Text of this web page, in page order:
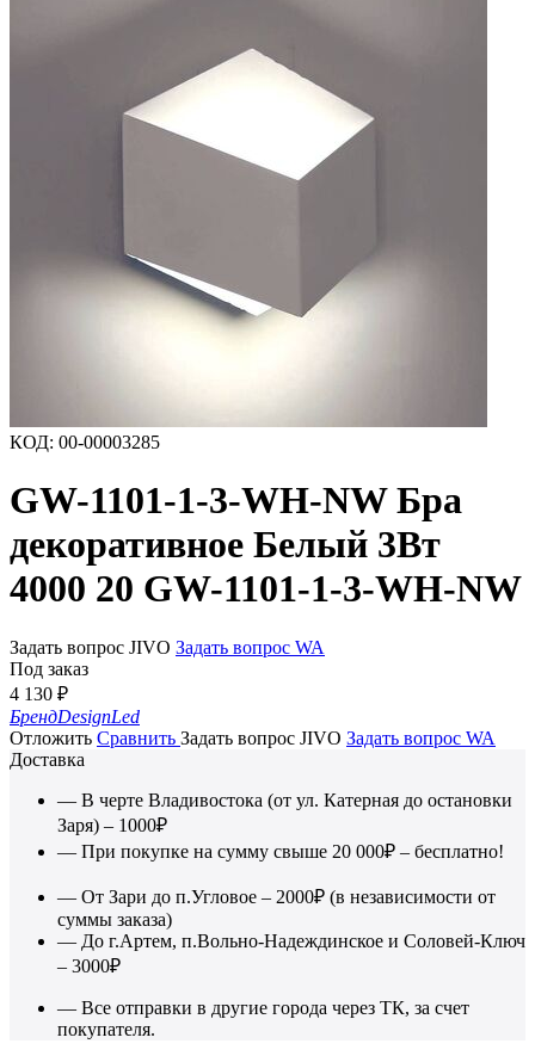
КОД: 00-00003285
GW-1101-1-3-WH-NW Бра
декоративное Белый 3Вт
4000 20 GW-1101-1-3-WH-NW
Задать вопрос JIVO Задать вопрос WA
Под заказ
4 130 ₽
БрендDesignLed
Отложить Сравнить Задать вопрос JIVO Задать вопрос WA
Доставка
— В черте Владивостока (от ул. Катерная до остановки
Заря) – 1000₽
— При покупке на сумму свыше 20 000₽ – бесплатно!
— От Зари до п.Угловое – 2000₽ (в независимости от
суммы заказа)
— До г.Артем, п.Вольно-Надеждинское и Соловей-Ключ
– 3000₽
— Все отправки в другие города через ТК, за счет
покупателя.